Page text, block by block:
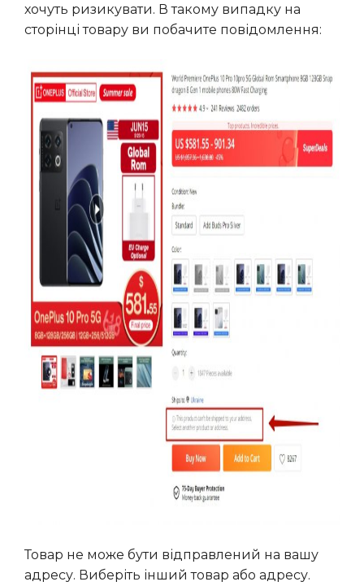
хочуть ризикувати. В такому випадку на
сторінці товару ви побачите повідомлення:
Товар не може бути відправлений на вашу
адресу. Виберіть інший товар або адресу.